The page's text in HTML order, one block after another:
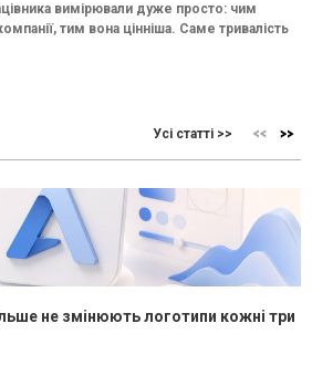
вимірювали дуже просто: чим
тим вона цінніша. Саме тривалість
Усі статті >>
не змінюють логотипи кожні три